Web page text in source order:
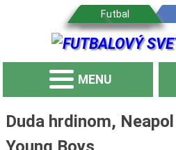
MENU
Duda hrdinom,